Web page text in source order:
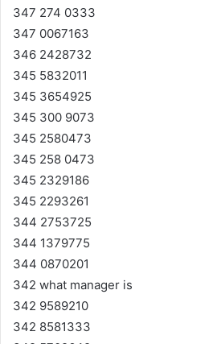
347 274 0333
347 0067163
346 2428732
345 5832011
345 3654925
345 300 9073
345 2580473
345 258 0473
345 2329186
345 2293261
344 2753725
344 1379775
344 0870201
342 what manager is
342 9589210
342 8581333